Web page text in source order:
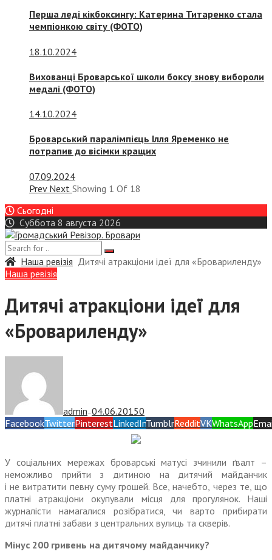
Перша леді кікбоксингу: Катерина Титаренко стала
чемпіонкою світу (ФОТО)
18.10.2024
Вихованці Броварської школи боксу знову вибороли
медалі (ФОТО)
14.10.2024
Броварський паралімпієць Ілля Яременко не
потрапив до вісімки кращих
07.09.2024
Prev Next Showing 1 Of 18
Сьогодні
Суббота 8 августа 2026
Наша ревізія Дитячі атракціони ідеї для «Бровариленду»
Наша ревізія
Дитячі атракціони ідеї для
«Бровариленду»
admin —04.06.20150
FacebookTwitterPinterestLinkedInTumblrRedditVKWhatsApp
У соціальних мережах броварські матусі зчинили ґвалт –
неможливо прийти з дитиною на дитячий майданчик
і не витратити певну суму грошей. Все, начебто, через те, що
платні атракціони окупували місця для прогулянок. Наші
журналісти намагалися розібратися, чи варто прибирати
дитячі платні забави з центральних вулиць та скверів.
Мінус 200 гривень на дитячому майданчику?